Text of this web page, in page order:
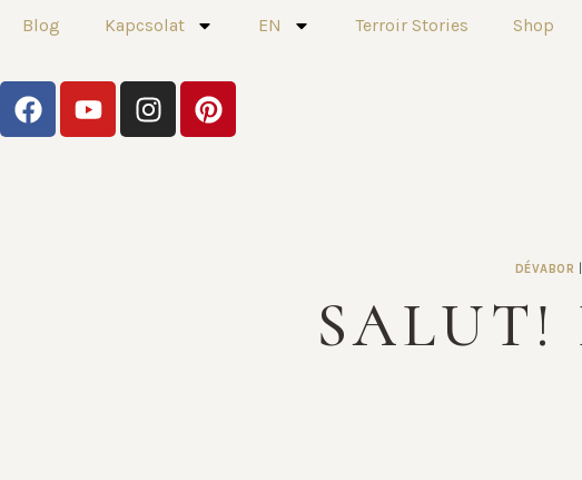
Blog Kapcsolat EN Terroir Stories Shop
DÉVABOR
SALUT!